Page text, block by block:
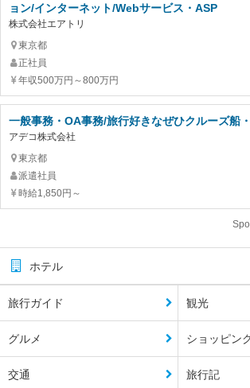
ョン/インターネット/Webサービス・ASP
株式会社エアトリ
東京都
正社員
年収500万円～800万円
一般事務・OA事務/旅行好きなぜひクルーズ船
アデコ株式会社
東京都
派遣社員
時給1,850円～
ホテル
旅行ガイド 観光
グルメ ショッピン
交通 旅行記